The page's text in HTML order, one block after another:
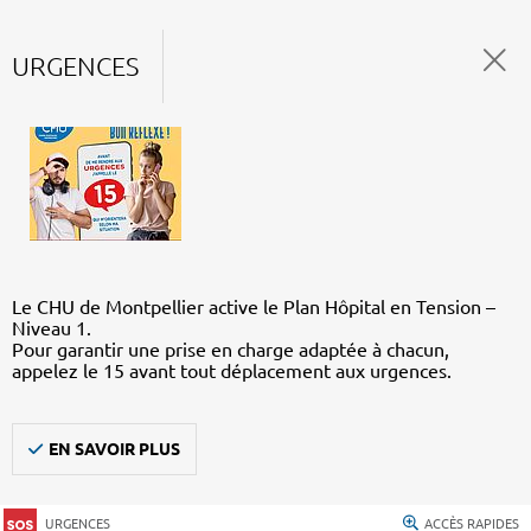
URGENCES
Le CHU de Montpellier active le Plan Hôpital en Tension –
Niveau 1.
Pour garantir une prise en charge adaptée à chacun,
appelez le 15 avant tout déplacement aux urgences.
EN SAVOIR PLUS
URGENCES ACCÈS RAPIDES